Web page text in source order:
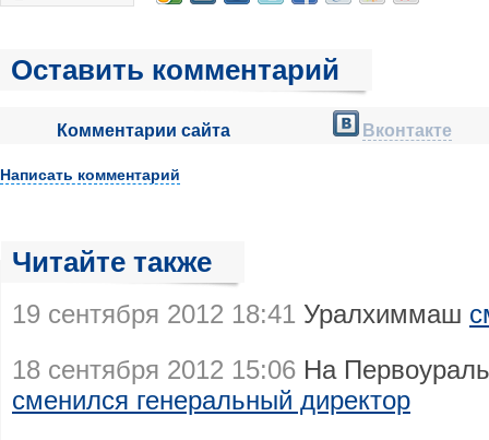
Оставить комментарий
Комментарии сайта Вконтакте
Написать комментарий
Читайте также
19 сентября 2012 18:41 Уралхиммаш
18 сентября 2012 15:06 На
сменился генеральный директор